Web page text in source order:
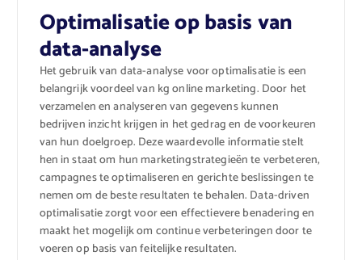
Optimalisatie op basis van
data-analyse
Het gebruik van data-analyse voor optimalisatie is een
belangrijk voordeel van kg online marketing. Door het
verzamelen en analyseren van gegevens kunnen
bedrijven inzicht krijgen in het gedrag en de voorkeuren
van hun doelgroep. Deze waardevolle informatie stelt
hen in staat om hun marketingstrategieën te verbeteren,
campagnes te optimaliseren en gerichte beslissingen te
nemen om de beste resultaten te behalen. Data-driven
optimalisatie zorgt voor een effectievere benadering en
maakt het mogelijk om continue verbeteringen door te
voeren op basis van feitelijke resultaten.